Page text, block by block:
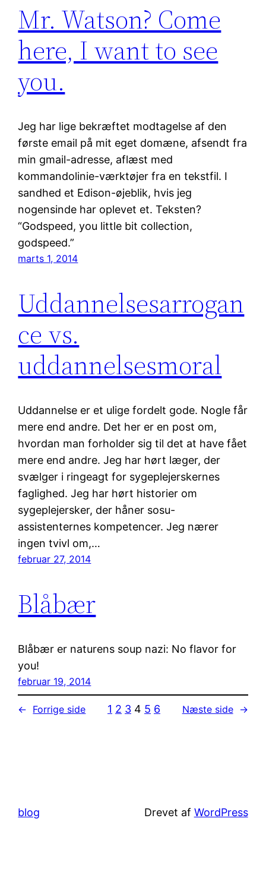
Mr. Watson? Come
here, I want to see
you.
Jeg har lige bekræftet modtagelse af den
første email på mit eget domæne, afsendt fra
min gmail-adresse, aflæst med
kommandolinie-værktøjer fra en tekstfil. I
sandhed et Edison-øjeblik, hvis jeg
nogensinde har oplevet et. Teksten?
“Godspeed, you little bit collection,
godspeed.”
marts 1, 2014
Uddannelsesarrogan
ce vs.
uddannelsesmoral
Uddannelse er et ulige fordelt gode. Nogle får
mere end andre. Det her er en post om,
hvordan man forholder sig til det at have fået
mere end andre. Jeg har hørt læger, der
svælger i ringeagt for sygeplejerskernes
faglighed. Jeg har hørt historier om
sygeplejersker, der håner sosu-
assistenternes kompetencer. Jeg nærer
ingen tvivl om,…
februar 27, 2014
Blåbær
Blåbær er naturens soup nazi: No flavor for
you!
februar 19, 2014
← Forrige side 1 2 3 4 5 6 Næste side →
blog Drevet af WordPress